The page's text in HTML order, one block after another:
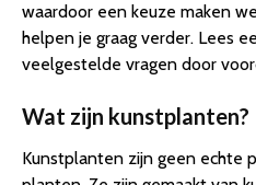
waardoor een keuze maken
helpen je graag verder. Lees
veelgestelde vragen door
Wat zijn kunstplanten?
Kunstplanten zijn geen echte